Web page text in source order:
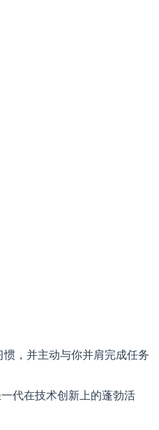
，并主动与你并肩完成任务
代在技术创新上的蓬勃活